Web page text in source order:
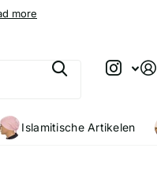
more
Islamitische Artikelen